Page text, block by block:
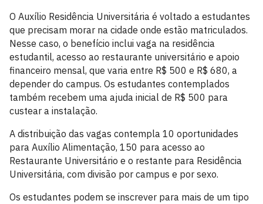
O Auxílio Residência Universitária é voltado a estudantes
que precisam morar na cidade onde estão matriculados.
Nesse caso, o benefício inclui vaga na residência
estudantil, acesso ao restaurante universitário e apoio
financeiro mensal, que varia entre R$ 500 e R$ 680, a
depender do campus. Os estudantes contemplados
também recebem uma ajuda inicial de R$ 500 para
custear a instalação.
A distribuição das vagas contempla 10 oportunidades
para Auxílio Alimentação, 150 para acesso ao
Restaurante Universitário e o restante para Residência
Universitária, com divisão por campus e por sexo.
Os estudantes podem se inscrever para mais de um tipo